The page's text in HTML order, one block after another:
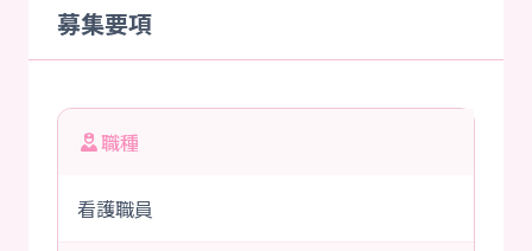
募集要項
職種
看護職員